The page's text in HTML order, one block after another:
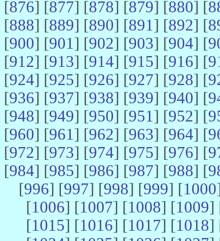
[876] [877] [878] [879] [880] [
[888] [889] [890] [891] [892] [
[900] [901] [902] [903] [904] [
[912] [913] [914] [915] [916] [
[924] [925] [926] [927] [928] [
[936] [937] [938] [939] [940] [
[948] [949] [950] [951] [952] [
[960] [961] [962] [963] [964] [
[972] [973] [974] [975] [976] [
[984] [985] [986] [987] [988] [
[996] [997] [998] [999] [1000
[1006] [1007] [1008] [1009]
[1015] [1016] [1017] [1018]